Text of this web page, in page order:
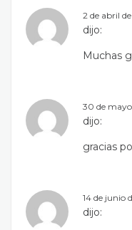
2 de abril
dijo:
Muchas
30 de
dijo:
gracias
14 de junio
dijo: